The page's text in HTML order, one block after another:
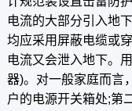
电流的大部分引入地
均应采用屏蔽电缆或
电流又会泄入地下。
器)。对一般家庭而言
户的电源开关箱处;第